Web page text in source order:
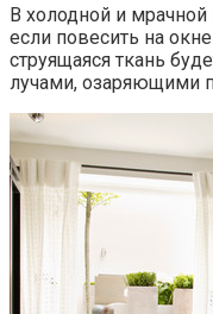
В холодной и мрачной
если повесить на
струящаяся ткань
лучами, озаряющими